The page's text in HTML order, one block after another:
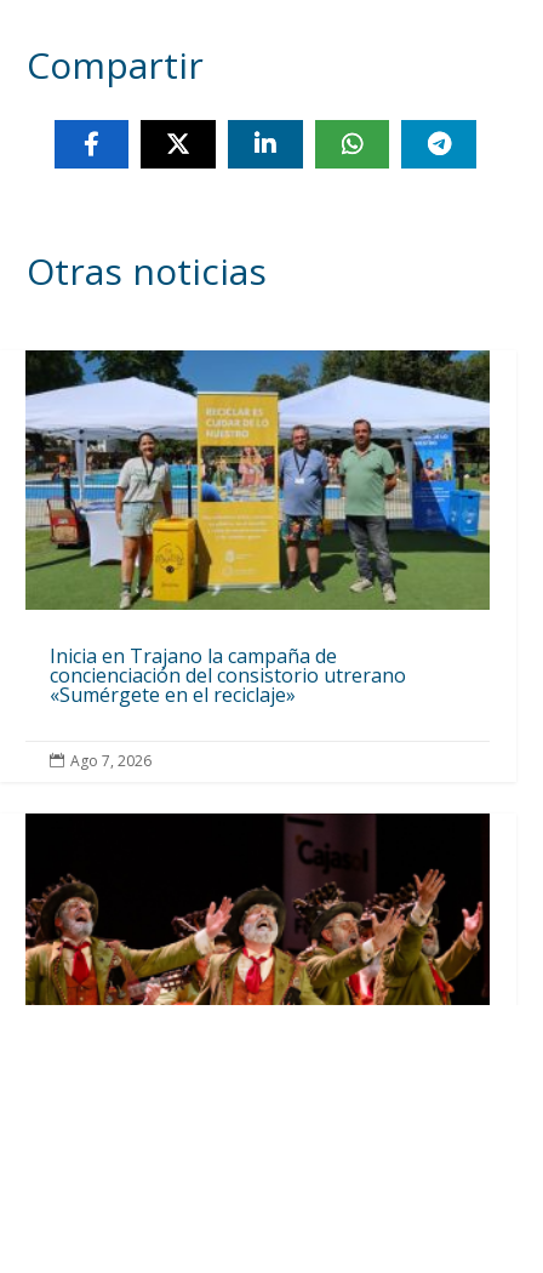
Compartir
Otras noticias
Inicia en Trajano la campaña de
concienciación del consistorio utrerano
«Sumérgete en el reciclaje»
 Ago 7, 2026